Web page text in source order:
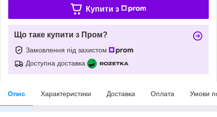
Купити з
Що таке купити з Пром?
Замовлення під захистом
Доступна доставка
Опис Характеристики Доставка Оплата Умови